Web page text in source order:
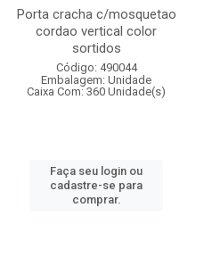
Porta cracha c/mosquetao
cordao vertical color
sortidos
Código: 490044
Embalagem: Unidade
Caixa Com: 360 Unidade(s)
Faça seu login ou
cadastre-se para
comprar.